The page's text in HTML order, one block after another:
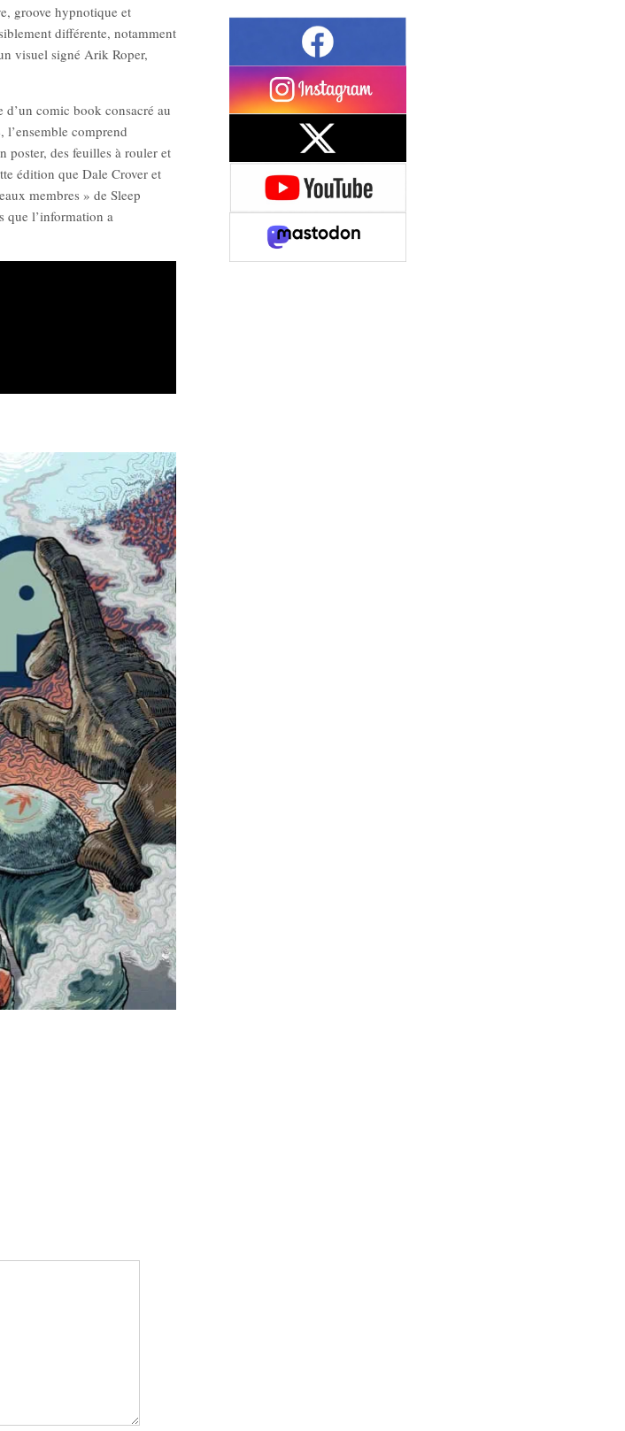
groove hypnotique et
différente, notamment
visuel signé Arik Roper,
comic book consacré au
comprend
poster, des feuilles à rouler et
édition que Dale Crover et
membres » de Sleep
que l’information a